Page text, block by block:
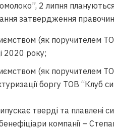
2 липня
затвердження
(як поручителем
2020 року;
(як поручителем
боргу ТОВ “Клуб
тверді та плавлені
компанії –